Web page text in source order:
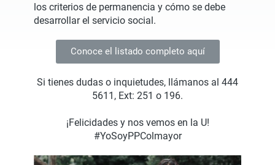
los criterios de permanencia y cómo se debe
desarrollar el servicio social.
Conoce el listado completo aquí
Si tienes dudas o inquietudes, llámanos al 444
5611, Ext: 251 o 196.
¡Felicidades y nos vemos en la U!
#YoSoyPPColmayor